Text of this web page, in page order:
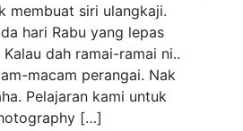
membuat siri ulangkaji.
hari Rabu yang lepas
dah ramai-ramai ni..
macam perangai. Nak
Pelajaran kami untuk
[…]